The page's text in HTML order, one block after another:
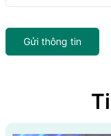
Gửi thông tin